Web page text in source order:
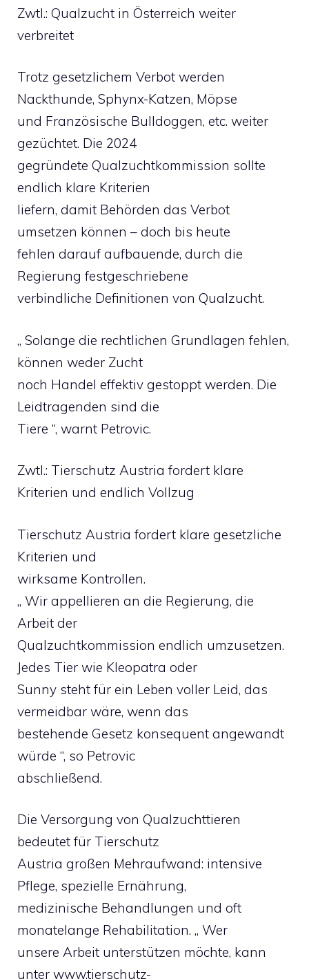
Zwtl.: Qualzucht in Österreich weiter
verbreitet
Trotz gesetzlichem Verbot werden
Nackthunde, Sphynx-Katzen, Möpse
und Französische Bulldoggen, etc. weiter
gezüchtet. Die 2024
gegründete Qualzuchtkommission sollte
endlich klare Kriterien
liefern, damit Behörden das Verbot
umsetzen können – doch bis heute
fehlen darauf aufbauende, durch die
Regierung festgeschriebene
verbindliche Definitionen von Qualzucht.
„ Solange die rechtlichen Grundlagen fehlen,
können weder Zucht
noch Handel effektiv gestoppt werden. Die
Leidtragenden sind die
Tiere “, warnt Petrovic.
Zwtl.: Tierschutz Austria fordert klare
Kriterien und endlich Vollzug
Tierschutz Austria fordert klare gesetzliche
Kriterien und
wirksame Kontrollen.
„ Wir appellieren an die Regierung, die
Arbeit der
Qualzuchtkommission endlich umzusetzen.
Jedes Tier wie Kleopatra oder
Sunny steht für ein Leben voller Leid, das
vermeidbar wäre, wenn das
bestehende Gesetz konsequent angewandt
würde “, so Petrovic
abschließend.
Die Versorgung von Qualzuchttieren
bedeutet für Tierschutz
Austria großen Mehraufwand: intensive
Pflege, spezielle Ernährung,
medizinische Behandlungen und oft
monatelange Rehabilitation. „ Wer
unsere Arbeit unterstützen möchte, kann
unter www.tierschutz-